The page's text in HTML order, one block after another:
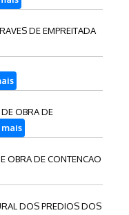
DE EMPREITADA
OBRA DE
mais
OBRA DE CONTENCAO
DOS PREDIOS DOS